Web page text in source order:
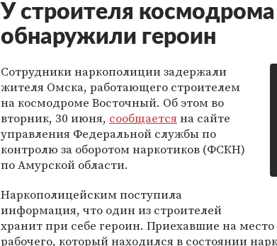
У строителя
обнаружили героин
Сотрудники наркополиции задержали
жителя Омска, работающего строителем
на космодроме Восточный. Об этом во
вторник, 30 июня, сообщаетсяна сайте
управления Федеральной службы по
контролю за оборотом наркотиков (ФСКН)
по Амурской области.
Наркополицейским поступила
информация, что один из строителей
хранит при себе героин. Приехавшие на
рабочего, который находился в состоянии